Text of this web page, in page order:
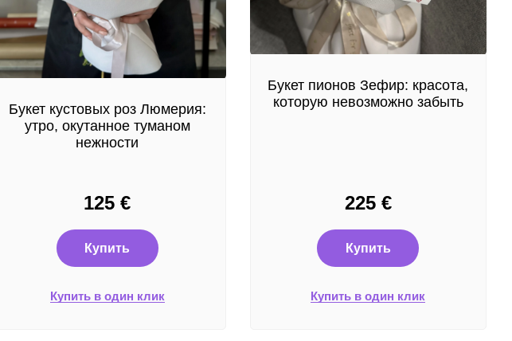
Букет кустовых роз Люмерия:
утро, окутанное туманом
нежности
125€
Купить
Купить в один клик
Букет пионов Зефир: красота,
которую невозможно забыть
225 €
Купить
Купить в один клик